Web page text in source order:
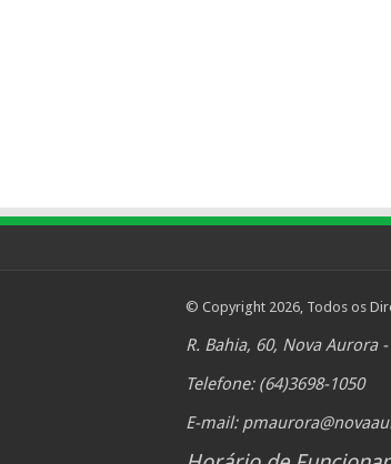
© Copyright 2026, Todos os
R. Bahia, 60, Nova Aurora -
Telefone: (64)3698-1050
E-mail: